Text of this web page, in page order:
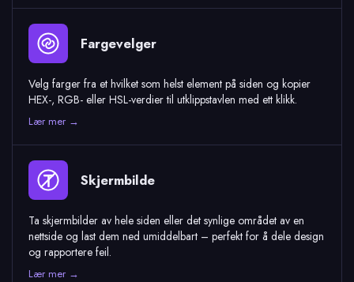
Fargevelger
Velg farger fra et hvilket som helst element på siden og kopier
HEX-, RGB- eller HSL-verdier til utklippstavlen med ett klikk.
Lær mer →
Skjermbilde
Ta skjermbilder av hele siden eller det synlige området av en
nettside og last dem ned umiddelbart – perfekt for å dele design
og rapportere feil.
Lær mer →